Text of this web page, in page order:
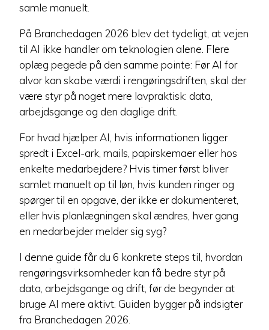
samle manuelt.
På Branchedagen 2026 blev det tydeligt, at vejen
til AI ikke handler om teknologien alene. Flere
oplæg pegede på den samme pointe: Før AI for
alvor kan skabe værdi i rengøringsdriften, skal der
være styr på noget mere lavpraktisk: data,
arbejdsgange og den daglige drift.
For hvad hjælper AI, hvis informationen ligger
spredt i Excel-ark, mails, papirskemaer eller hos
enkelte medarbejdere? Hvis timer først bliver
samlet manuelt op til løn, hvis kunden ringer og
spørger til en opgave, der ikke er dokumenteret,
eller hvis planlægningen skal ændres, hver gang
en medarbejder melder sig syg?
I denne guide får du 6 konkrete steps til, hvordan
rengøringsvirksomheder kan få bedre styr på
data, arbejdsgange og drift, før de begynder at
bruge AI mere aktivt. Guiden bygger på indsigter
fra Branchedagen 2026.